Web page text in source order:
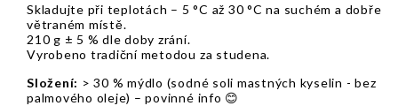
Skladujte při teplotách – 5 °C až 30 °C na suchém a dobře
větraném místě.
210 g ± 5 % dle doby zrání.
Vyrobeno tradiční metodou za studena.
Složení: > 30 % mýdlo (sodné soli mastných kyselin - bez
palmového oleje) – povinné info 😊